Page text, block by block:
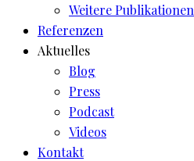
Weitere Publikationen
Referenzen
Aktuelles
Blog
Press
Podcast
Videos
Kontakt